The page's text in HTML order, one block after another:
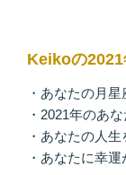
Keikoの2021
・あなたの月
・2021年のあ
・あなたの人
・あなたに幸